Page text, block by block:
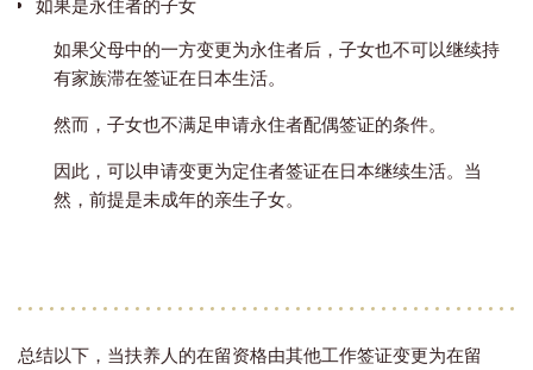
如果是永住者的子女
如果父母中的一方变更为永住者后，子女也不可以继续持
有家族滞在签证在日本生活。
然而，子女也不满足申请永住者配偶签证的条件。
因此，可以申请变更为定住者签证在日本继续生活。当
然，前提是未成年的亲生子女。
总结以下，当扶养人的在留资格由其他工作签证变更为在留